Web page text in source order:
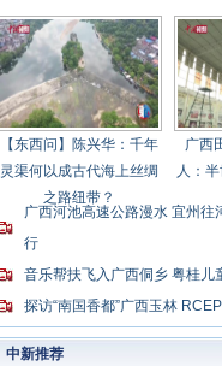
【东西问】陈兴华：千年
灵渠何以成古代海上丝绸
之路纽带？
广西
人：
广西河池高速公路漫水 宜州往
行
音乐帮扶飞入广西侗乡 粤桂儿
探访“南国香都”广西玉林
中新推荐